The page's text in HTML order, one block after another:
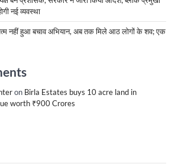
नई व्यवस्था
नहीं हुआ बचाव अभियान, अब तक मिले आठ लोगों के शव; एक
on Birla Estates buys 10 acre land in
worth ₹900 Crores